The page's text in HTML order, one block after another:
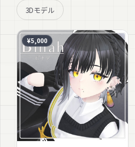
3Dモデル
¥5,000